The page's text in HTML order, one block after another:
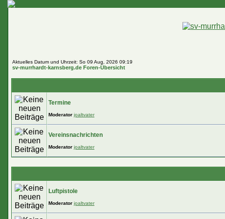
Aktuelles Datum und Uhrzeit: So 09 Aug, 2026 09:19
sv-murrhardt-karnsberg.de Foren-Übersicht
Termine
Moderator joaltvater
Vereinsnachrichten
Moderator joaltvater
Luftpistole
Moderator joaltvater